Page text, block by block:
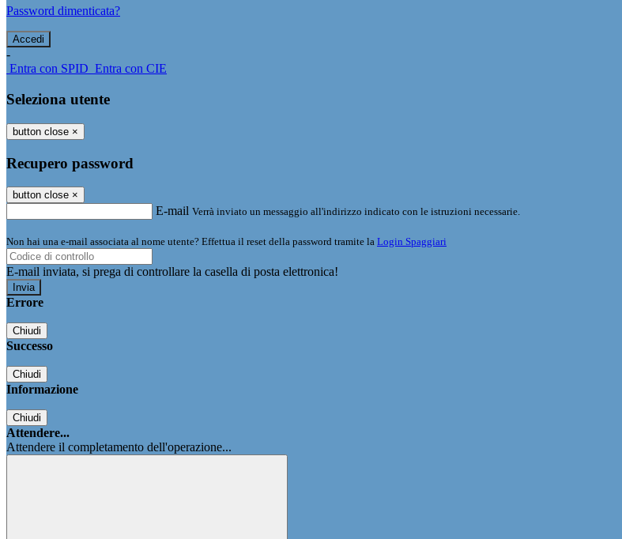
Password dimenticata?
-
Entra con SPID Entra con CIE
Seleziona utente
button close ×
Recupero password
button close ×
E-mail Verrà inviato un messaggio all'indirizzo indicato con le istruzioni necessarie.
Non hai una e-mail associata al nome utente? Effettua il reset della password tramite la Login Spaggiari
E-mail inviata, si prega di controllare la casella di posta elettronica!
Errore
Chiudi
Successo
Chiudi
Informazione
Chiudi
Attendere...
Attendere il completamento dell'operazione...